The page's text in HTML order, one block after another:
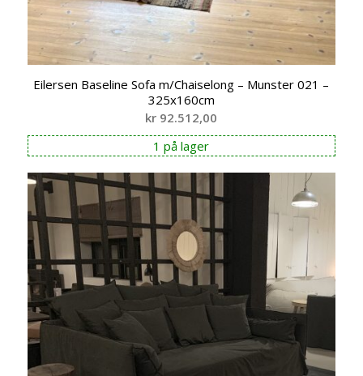
Eilersen Baseline Sofa m/Chaiselong – Munster 021 –
325x160cm
kr 92.512,00
1 på lager